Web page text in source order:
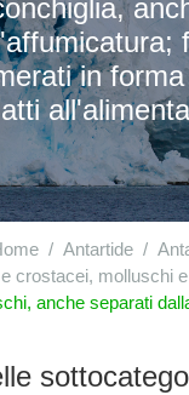
in
Antartide
molluschi e altri
freschi, refrigerati, congelati, secchi, salati o in salamoia; molluschi affumicati, anche separati dalla loro conchiglia, anche cotti prima o durante l'affumicatura;